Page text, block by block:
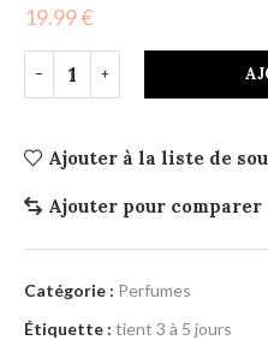
19.99€
Ajouter à la liste de
Ajouter pour comparer
Catégorie : Perfumes
Étiquette : tient 3 à 5 jours